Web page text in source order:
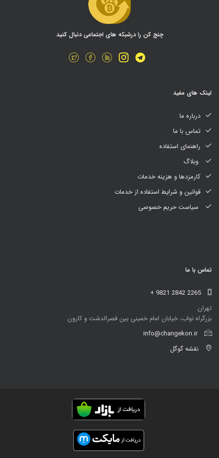
چنج کن را درشبکه های اجتماعی دنبال کنید
لینک های مفید
درباره ما
تماس با ما
راهنمای استفاده
کارمزدها و هزینه خدمات
قوانین و شرایط استفاده از خدمات
تماس با ما
+ 9821 2842 2265
تهران
بزرگراه نواب، خیابان امام خمینی بین قصرالدشت و کارون
info@changekon.ir